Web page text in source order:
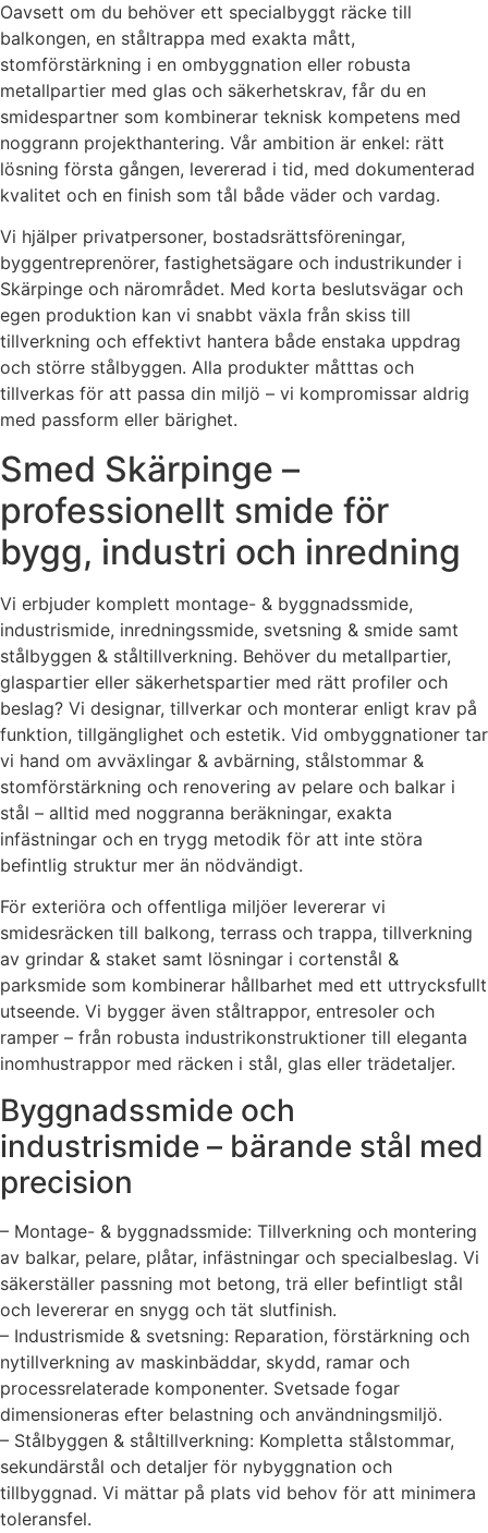
Oavsett om du behöver ett specialbyggt räcke till
balkongen, en ståltrappa med exakta mått,
stomförstärkning i en ombyggnation eller robusta
metallpartier med glas och säkerhetskrav, får du en
smidespartner som kombinerar teknisk kompetens med
noggrann projekthantering. Vår ambition är enkel: rätt
lösning första gången, levererad i tid, med dokumenterad
kvalitet och en finish som tål både väder och vardag.
Vi hjälper privatpersoner, bostadsrättsföreningar,
byggentreprenörer, fastighetsägare och industrikunder i
Skärpinge och närområdet. Med korta beslutsvägar och
egen produktion kan vi snabbt växla från skiss till
tillverkning och effektivt hantera både enstaka uppdrag
och större stålbyggen. Alla produkter måtttas och
tillverkas för att passa din miljö – vi kompromissar aldrig
med passform eller bärighet.
Smed Skärpinge –
professionellt smide för
bygg, industri och inredning
Vi erbjuder komplett montage- & byggnadssmide,
industrismide, inredningssmide, svetsning & smide samt
stålbyggen & ståltillverkning. Behöver du metallpartier,
glaspartier eller säkerhetspartier med rätt profiler och
beslag? Vi designar, tillverkar och monterar enligt krav på
funktion, tillgänglighet och estetik. Vid ombyggnationer tar
vi hand om avväxlingar & avbärning, stålstommar &
stomförstärkning och renovering av pelare och balkar i
stål – alltid med noggranna beräkningar, exakta
infästningar och en trygg metodik för att inte störa
befintlig struktur mer än nödvändigt.
För exteriöra och offentliga miljöer levererar vi
smidesräcken till balkong, terrass och trappa, tillverkning
av grindar & staket samt lösningar i cortenstål &
parksmide som kombinerar hållbarhet med ett uttrycksfullt
utseende. Vi bygger även ståltrappor, entresoler och
ramper – från robusta industrikonstruktioner till eleganta
inomhustrappor med räcken i stål, glas eller trädetaljer.
Byggnadssmide och
industrismide – bärande stål med
precision
– Montage- & byggnadssmide: Tillverkning och montering
av balkar, pelare, plåtar, infästningar och specialbeslag. Vi
säkerställer passning mot betong, trä eller befintligt stål
och levererar en snygg och tät slutfinish.
– Industrismide & svetsning: Reparation, förstärkning och
nytillverkning av maskinbäddar, skydd, ramar och
processrelaterade komponenter. Svetsade fogar
dimensioneras efter belastning och användningsmiljö.
– Stålbyggen & ståltillverkning: Kompletta stålstommar,
sekundärstål och detaljer för nybyggnation och
tillbyggnad. Vi mättar på plats vid behov för att minimera
toleransfel.